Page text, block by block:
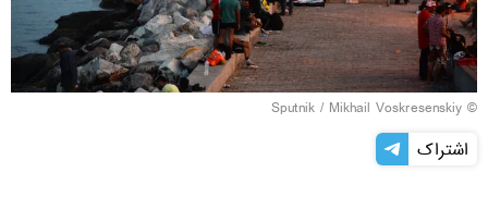
© Sputnik / Mikhail Voskresenskiy
اشتراک